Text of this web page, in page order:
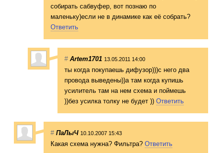
собирать сабвуфер, вот познаю по
маленьку)если не в динамике как её собрать?
Ответить
# Artem1701 13.05.2011 14:00
ты когда покупаешь дифузор)))с него два
провода выведены))а там когда купишь
усилитель там на нем схема и поймешь
))без усилка толку не будет )) Ответить
# ПаЛыЧ 10.10.2007 15:43
Какая схема нужна? Фильтра? Ответить